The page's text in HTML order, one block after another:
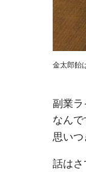
金太郎飴
副業
なん
思いつ
話は